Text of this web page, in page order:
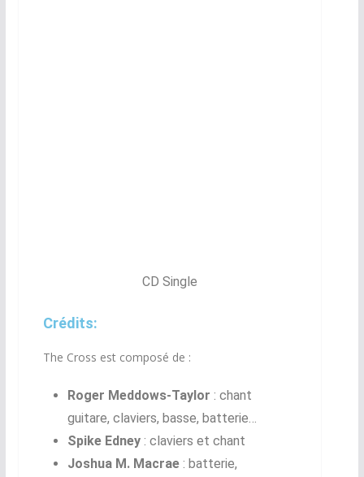
CD Single
Crédits:
The Cross est composé de :
Roger Meddows-Taylor : chant
guitare, claviers, basse, batterie…
Spike Edney: claviers et chant
Joshua M. Macrae: batterie,